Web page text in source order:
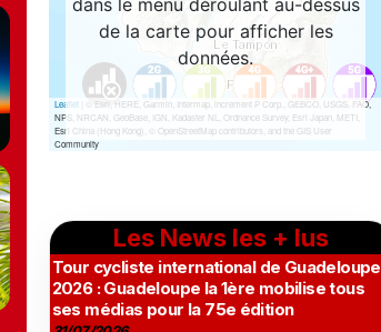
Les News les + lus
Tour cycliste international de Guadeloupe
2026 : Guadeloupe la 1ère mobilise tous
ses médias pour la 75e édition